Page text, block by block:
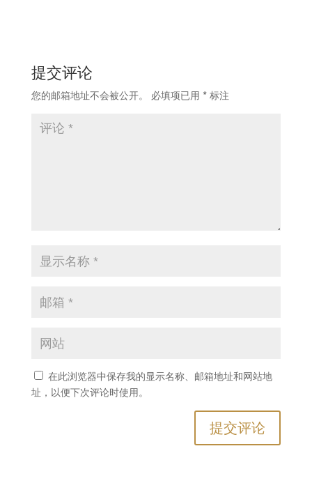
提交评论
您的邮箱地址不会被公开。 必填项已用 *标注
在此浏览器中保存我的显示名称、邮箱地址和网站地
址，以便下次评论时使用。